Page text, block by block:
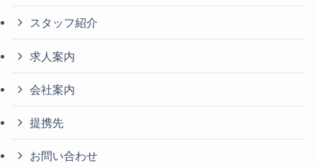
スタッフ紹介
求人案内
会社案内
提携先
お問い合わせ